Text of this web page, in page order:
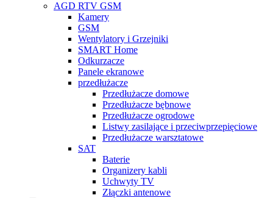
AGD RTV GSM
Kamery
GSM
Wentylatory i Grzejniki
SMART Home
Odkurzacze
Panele ekranowe
przedłużacze
Przedłużacze domowe
Przedłużacze bębnowe
Przedłużacze ogrodowe
Listwy zasilające i przeciwprzepięciowe
Przedłużacze warsztatowe
SAT
Baterie
Organizery kabli
Uchwyty TV
Złączki antenowe